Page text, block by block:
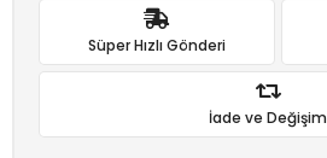
Süper Hızlı Gönderi
İade ve Değişim